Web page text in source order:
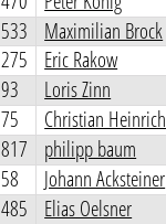
533 Maximilian Brock
275 Eric Rakow
93 Loris Zinn
75 Christian Heinrich
817 philipp baum
58 Johann Acksteiner
485 Elias Oelsner